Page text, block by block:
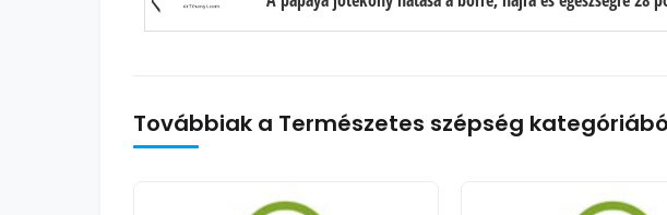
Továbbiak a Természetes szépség